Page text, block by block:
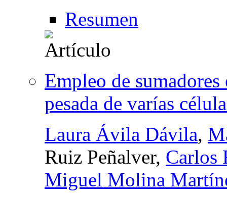
Resumen
Empleo de
pesada de varías
Laura Ávila Dávila,
Ruiz Peñalver, Carlos
Miguel Molina